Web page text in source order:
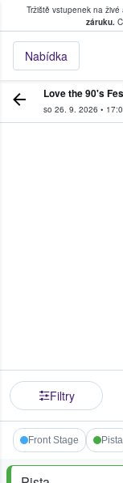
Tržiště vstupenek na
záruku.
Nabídka
kde
Love the 90's
so 26. 9. 2026 •
Filtry
Front Stage Pista